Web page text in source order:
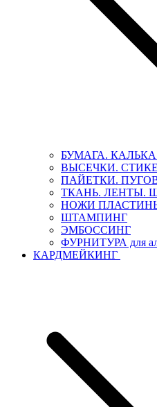
БУМАГА.
ВЫСЕЧКИ.
ПАЙЕТКИ.
ТКАНЬ. ЛЕНТЫ.
НОЖИ ПЛАСТИНЫ
ШТАМПИНГ
ЭМБОССИНГ
ФУРНИТУРА для
КАРДМЕЙКИНГ